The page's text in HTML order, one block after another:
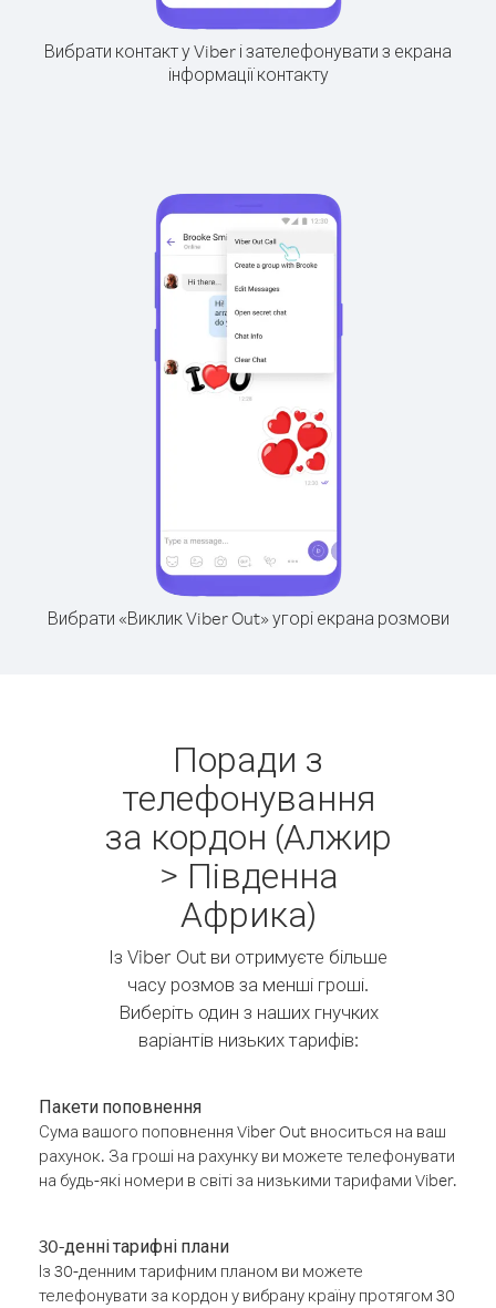
Вибрати контакт у Viber і зателефонувати з екрана
інформації контакту
Вибрати «Виклик Viber Out» угорі екрана розмови
Поради з
телефонування
за кордон (Алжир
> Південна
Африка)
Із Viber Out ви отримуєте більше
часу розмов за менші гроші.
Виберіть один з наших гнучких
варіантів низьких тарифів:
Пакети поповнення
Сума вашого поповнення Viber Out вноситься на ваш
рахунок. За гроші на рахунку ви можете телефонувати
на будь-які номери в світі за низькими тарифами Viber.
30-денні тарифні плани
Із 30-денним тарифним планом ви можете
телефонувати за кордон у вибрану країну протягом 30